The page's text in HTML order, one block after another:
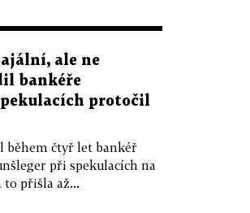
ale ne
bankéře
protočil
během čtyř let bankéř
při spekulacích na
to přišla až...